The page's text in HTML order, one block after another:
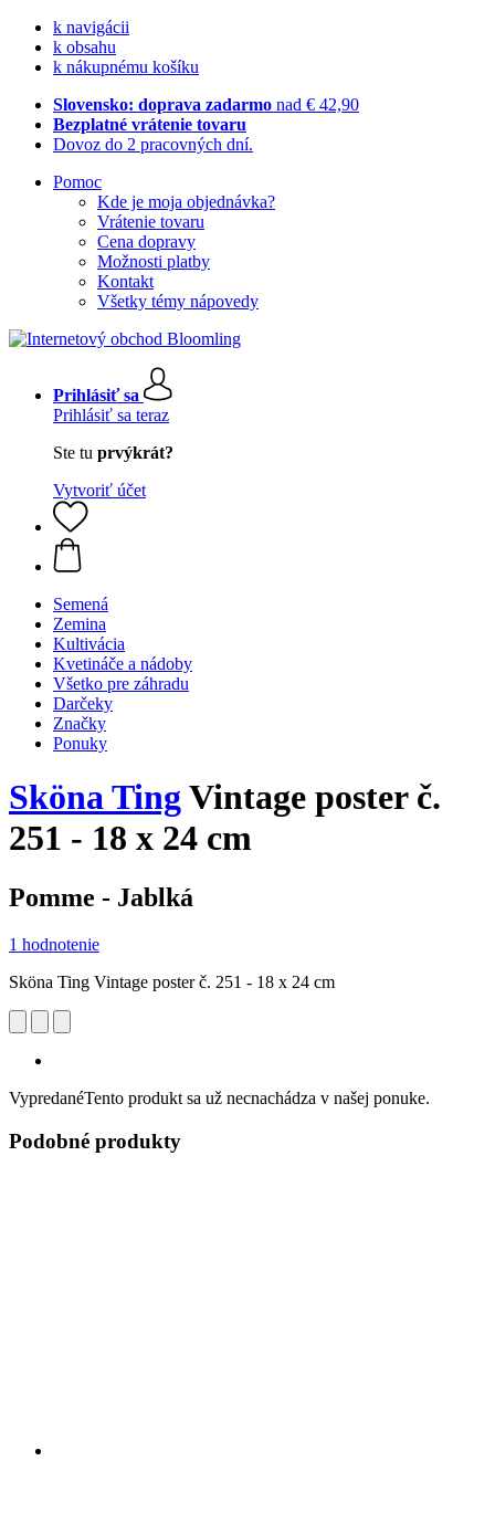
k navigácii
k obsahu
k nákupnému košíku
Slovensko: doprava zadarmo nad € 42,90
Bezplatné vrátenie tovaru
Dovoz do 2 pracovných dní.
Pomoc
Kde je moja objednávka?
Vrátenie tovaru
Cena dopravy
Možnosti platby
Kontakt
Všetky témy nápovedy
Prihlásiť sa
Prihlásiť sa teraz
Ste tu prvýkrát?
Vytvoriť účet
Semená
Zemina
Kultivácia
Kvetináče a nádoby
Všetko pre záhradu
Darčeky
Značky
Ponuky
Sköna TingVintage poster č.
251 - 18 x 24 cm
Pomme - Jablká
1 hodnotenie
Sköna Ting Vintage poster č. 251 - 18 x 24 cm
VypredanéTento produkt sa už necnachádza v našej ponuke.
Podobné produkty